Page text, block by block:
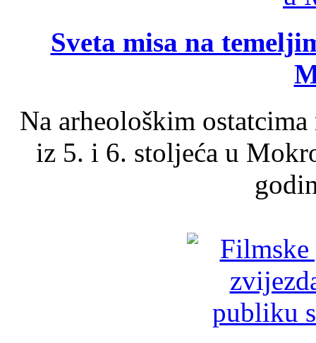
Sveta misa na
Na arheološkim
iz 5. i 6. stoljeća u